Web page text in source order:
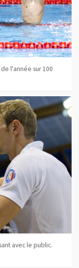
l'année sur 100
avec le public.